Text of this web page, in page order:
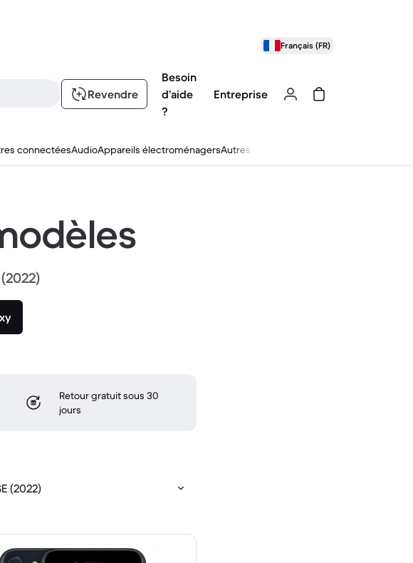
Français (FR)
Revendre
Besoin
d’aide
?
Entreprise
connectéesAudioAppareils électroménagersAutres
Retour gratuit sous 30
jours
(2022)